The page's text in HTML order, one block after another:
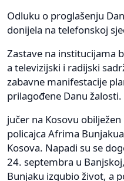
Odluku o proglašenju
donijela na telefonskoj
Zastave na institucijama
a televizijski i radijski
zabavne manifestacije
prilagođene Danu žalosti.
jučer na Kosovu
policajca Afrima
Kosova. Napadi su se
24. septembra u
Bunjaku izgubio život, a